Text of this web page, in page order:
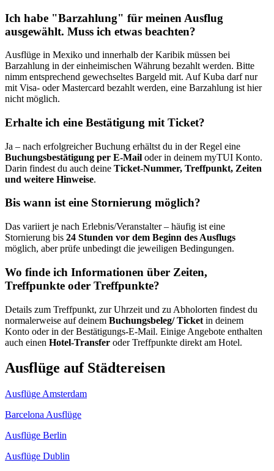
Ich habe "Barzahlung" für meinen Ausflug
ausgewählt. Muss ich etwas beachten?
Ausflüge in Mexiko und innerhalb der Karibik müssen bei
Barzahlung in der einheimischen Währung bezahlt werden. Bitte
nimm entsprechend gewechseltes Bargeld mit. Auf Kuba darf nur
mit Visa- oder Mastercard bezahlt werden, eine Barzahlung ist hier
nicht möglich.
Erhalte ich eine Bestätigung mit Ticket?
Ja – nach erfolgreicher Buchung erhältst du in der Regel eine
Buchungsbestätigung per E-Mail oder in deinem myTUI Konto.
Darin findest du auch deine Ticket-Nummer, Treffpunkt, Zeiten
und weitere Hinweise.
Bis wann ist eine Stornierung möglich?
Das variiert je nach Erlebnis/Veranstalter – häufig ist eine
Stornierung bis 24 Stunden vor dem Beginn des Ausflugs
möglich, aber prüfe unbedingt die jeweiligen Bedingungen.
Wo finde ich Informationen über Zeiten,
Treffpunkte oder Treffpunkte?
Details zum Treffpunkt, zur Uhrzeit und zu Abholorten findest du
normalerweise auf deinem Buchungsbeleg/ Ticket in deinem
Konto oder in der Bestätigungs-E-Mail. Einige Angebote enthalten
auch einen Hotel-Transfer oder Treffpunkte direkt am Hotel.
Ausflüge auf Städtereisen
Ausflüge Amsterdam
Barcelona Ausflüge
Ausflüge Berlin
Ausflüge Dublin